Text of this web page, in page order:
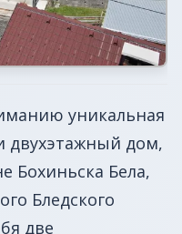
уникальная
двухэтажный дом,
Бохиньска Бела,
Бледского
две